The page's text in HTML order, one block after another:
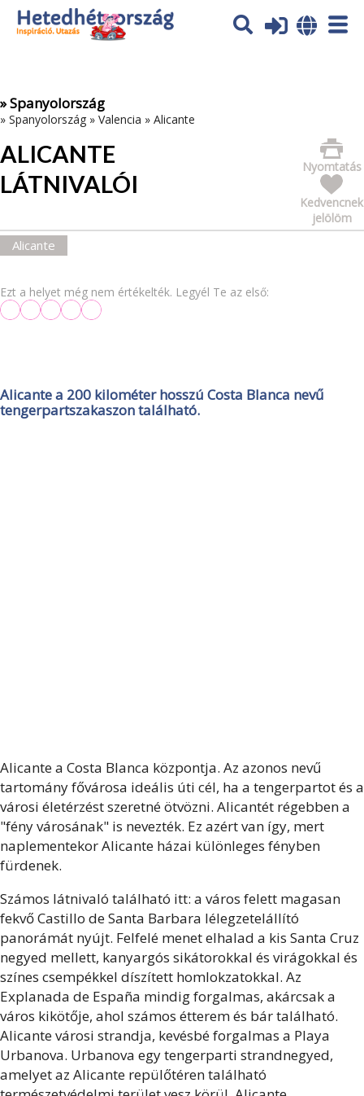
Az oldal sütiket (cookies) használ. További tájékoztatás itt:
Adatvédelmi tájékoztató
» Spanyolország
» Spanyolország » Valencia » Alicante
ALICANTE
LÁTNIVALÓI
Nyomtatás
Kedvencnek
jelölöm
Alicante
Ezt a helyet még nem értékelték. Legyél Te az első:
Alicante a 200 kilométer hosszú Costa Blanca nevű
tengerpartszakaszon található.
Alicante a Costa Blanca központja. Az azonos nevű
tartomány fővárosa ideális úti cél, ha a tengerpartot és a
városi életérzést szeretné ötvözni. Alicantét régebben a
"fény városának" is nevezték. Ez azért van így, mert
naplementekor Alicante házai különleges fényben
fürdenek.
Számos látnivaló található itt: a város felett magasan
fekvő Castillo de Santa Barbara lélegzetelállító
panorámát nyújt. Felfelé menet elhalad a kis Santa Cruz
negyed mellett, kanyargós sikátorokkal és virágokkal és
színes csempékkel díszített homlokzatokkal. Az
Explanada de España mindig forgalmas, akárcsak a
város kikötője, ahol számos étterem és bár található.
Alicante városi strandja, kevésbé forgalmas a Playa
Urbanova. Urbanova egy tengerparti strandnegyed,
amelyet az Alicante repülőtéren található